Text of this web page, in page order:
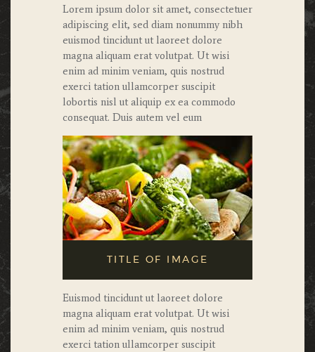
Lorem ipsum dolor sit amet, consectetuer
adipiscing elit, sed diam nonummy nibh
euismod tincidunt ut laoreet dolore
magna aliquam erat volutpat. Ut wisi
enim ad minim veniam, quis nostrud
exerci tation ullamcorper suscipit
lobortis nisl ut aliquip ex ea commodo
consequat. Duis autem vel eum
TITLE OF IMAGE
Euismod tincidunt ut laoreet dolore
magna aliquam erat volutpat. Ut wisi
enim ad minim veniam, quis nostrud
exerci tation ullamcorper suscipit